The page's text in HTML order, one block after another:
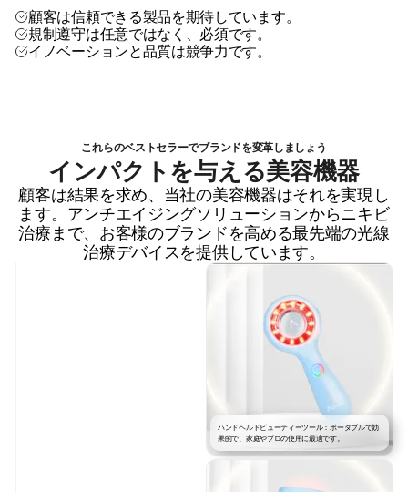
顧客は信頼できる製品を期待しています。
規制遵守は任意ではなく、必須です。
イノベーションと品質は競争力です。
これらのベストセラーでブランドを変革しましょう
インパクトを与える美容機器
顧客は結果を求め、当社の美容機器はそれを実現し
ます。アンチエイジングソリューションからニキビ
治療まで、お客様のブランドを高める最先端の光線
治療デバイスを提供しています。
ハンドヘルドビューティーツール：ポータブルで効
果的で、家庭やプロの使用に最適です。